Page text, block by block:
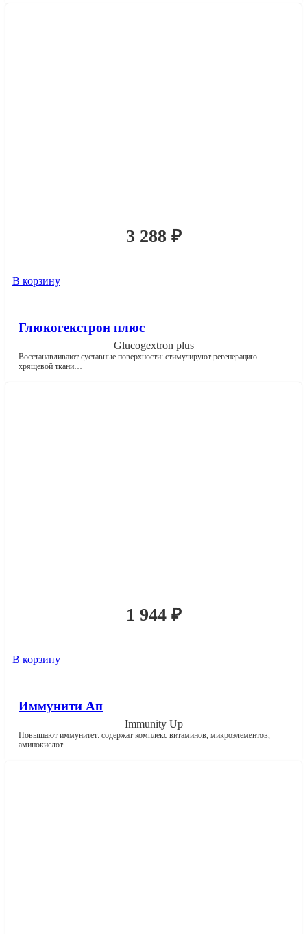
3 288 ₽
В корзину
Глюкогекстрон плюс
Glucogextron plus
Восстанавливают суставные поверхности: стимулируют регенерацию
хрящевой ткани…
1 944 ₽
В корзину
Иммунити Ап
Immunity Up
Повышают иммунитет: содержат комплекс витаминов, микроэлементов,
аминокислот…